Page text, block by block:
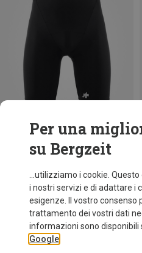
Taglie
Pantaloncini da ciclismo corti Mille GT S11 uomo
136,70 €
M L XL XXL
Per una
su Bergzeit
...utilizziamo i cookie.
i nostri servizi e di adattare i
esigenze. Il vostro consenso
trattamento dei vostri dati
informazioni sono disponibili
Google